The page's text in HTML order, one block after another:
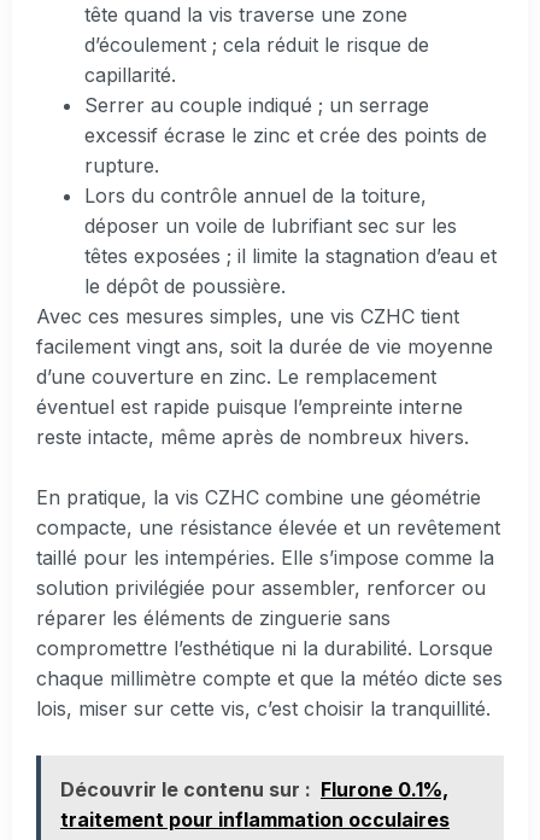
tête quand la vis traverse une zone
d’écoulement ; cela réduit le risque de
capillarité.
Serrer au couple indiqué ; un serrage
excessif écrase le zinc et crée des points de
rupture.
Lors du contrôle annuel de la toiture,
déposer un voile de lubrifiant sec sur les
têtes exposées ; il limite la stagnation d’eau et
le dépôt de poussière.
Avec ces mesures simples, une vis CZHC tient
facilement vingt ans, soit la durée de vie moyenne
d’une couverture en zinc. Le remplacement
éventuel est rapide puisque l’empreinte interne
reste intacte, même après de nombreux hivers.
En pratique, la vis CZHC combine une géométrie
compacte, une résistance élevée et un revêtement
taillé pour les intempéries. Elle s’impose comme la
solution privilégiée pour assembler, renforcer ou
réparer les éléments de zinguerie sans
compromettre l’esthétique ni la durabilité. Lorsque
chaque millimètre compte et que la météo dicte ses
lois, miser sur cette vis, c’est choisir la tranquillité.
Découvrir le contenu sur : Flurone 0.1%,
traitement pour inflammation occulaires